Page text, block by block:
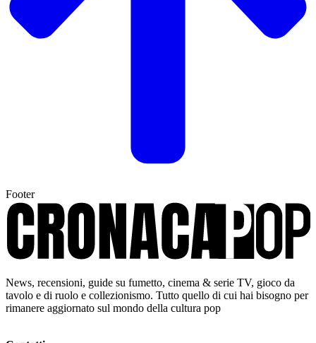
Footer
News, recensioni, guide su fumetto, cinema & serie TV, gioco da
tavolo e di ruolo e collezionismo. Tutto quello di cui hai bisogno per
rimanere aggiornato sul mondo della cultura pop